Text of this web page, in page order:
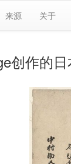
来源 关于
创作的